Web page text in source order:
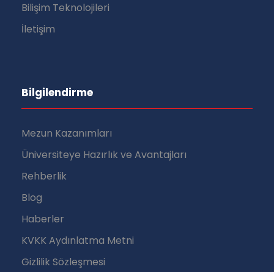
Bilişim Teknolojileri
İletişim
Bilgilendirme
Mezun Kazanımları
Üniversiteye Hazırlık ve Avantajları
Rehberlik
Blog
Haberler
KVKK Aydınlatma Metni
Gizlilik Sözleşmesi